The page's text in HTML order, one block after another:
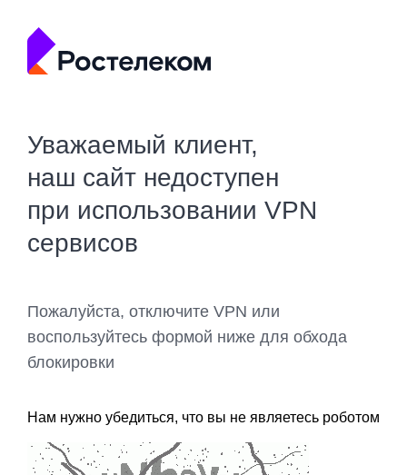
Уважаемый клиент,
наш сайт недоступен
при использовании VPN
сервисов
Пожалуйста, отключите VPN или
воспользуйтесь формой ниже для обхода
блокировки
Нам нужно убедиться, что вы не являетесь роботом